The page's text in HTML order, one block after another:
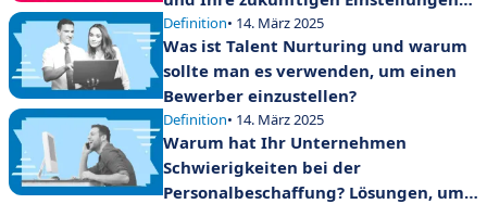
erfolgreich zu gestalten!
Definition• 14. März 2025
Was ist Talent Nurturing und warum
sollte man es verwenden, um einen
Bewerber einzustellen?
Definition• 14. März 2025
Warum hat Ihr Unternehmen
Schwierigkeiten bei der
Personalbeschaffung? Lösungen, um